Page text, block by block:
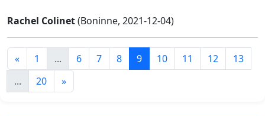
Rachel Colinet(Boninne, 2021-12-04)
« 1 ... 6 7 8 9 10 11 12
13
...
20 »